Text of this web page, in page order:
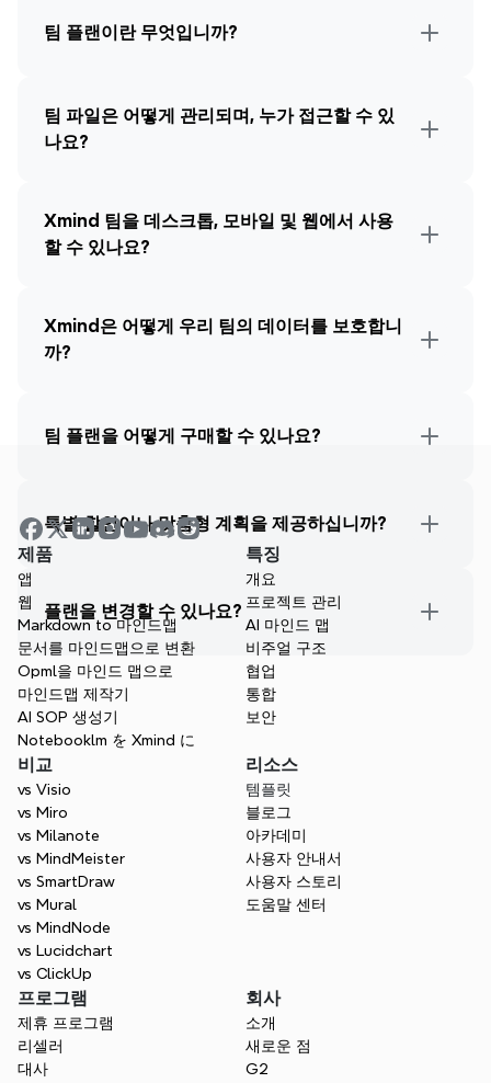
팀 플랜이란 무엇입니까?
팀 파일은 어떻게 관리되며, 누가 접근할 수 있
나요?
Xmind 팀을 데스크톱, 모바일 및 웹에서 사용
할 수 있나요?
Xmind은 어떻게 우리 팀의 데이터를 보호합니
까?
팀 플랜을 어떻게 구매할 수 있나요?
특별 할인이나 맞춤형 계획을 제공하십니까?
플랜을 변경할 수 있나요?
제품
앱
웹
Markdown to 마인드맵
문서를 마인드맵으로 변환
Opml을 마인드 맵으로
마인드맵 제작기
AI SOP 생성기
Notebooklm を Xmind に
특징
개요
프로젝트 관리
AI 마인드 맵
비주얼 구조
협업
통합
보안
비교
vs Visio
vs Miro
vs Milanote
vs MindMeister
vs SmartDraw
vs Mural
vs MindNode
vs Lucidchart
vs ClickUp
리소스
템플릿
블로그
아카데미
사용자 안내서
사용자 스토리
도움말 센터
프로그램
제휴 프로그램
리셀러
대사
회사
소개
새로운 점
G2